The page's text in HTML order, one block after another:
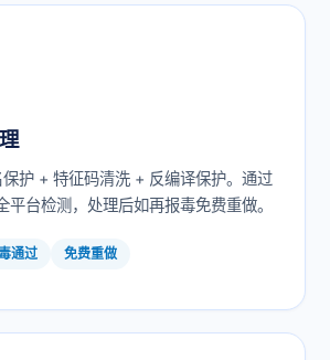
护 + 特征码清洗 + 反编译保护。通过
台检测，处理后如再报毒免费重做。
通过 免费重做